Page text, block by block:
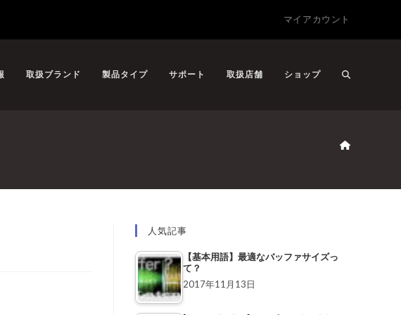
マイアカウント
取扱ブランド 製品タイプ サポート 取扱店舗 ショップ
人気記事
【基本用語】最適なバッファサイズっ
て？
2017年11月13日